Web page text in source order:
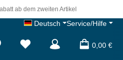
ab dem zweiten Artikel
Deutsch Service/Hilfe
anzeigen
Du hast 0 Produkte auf
0,00 €